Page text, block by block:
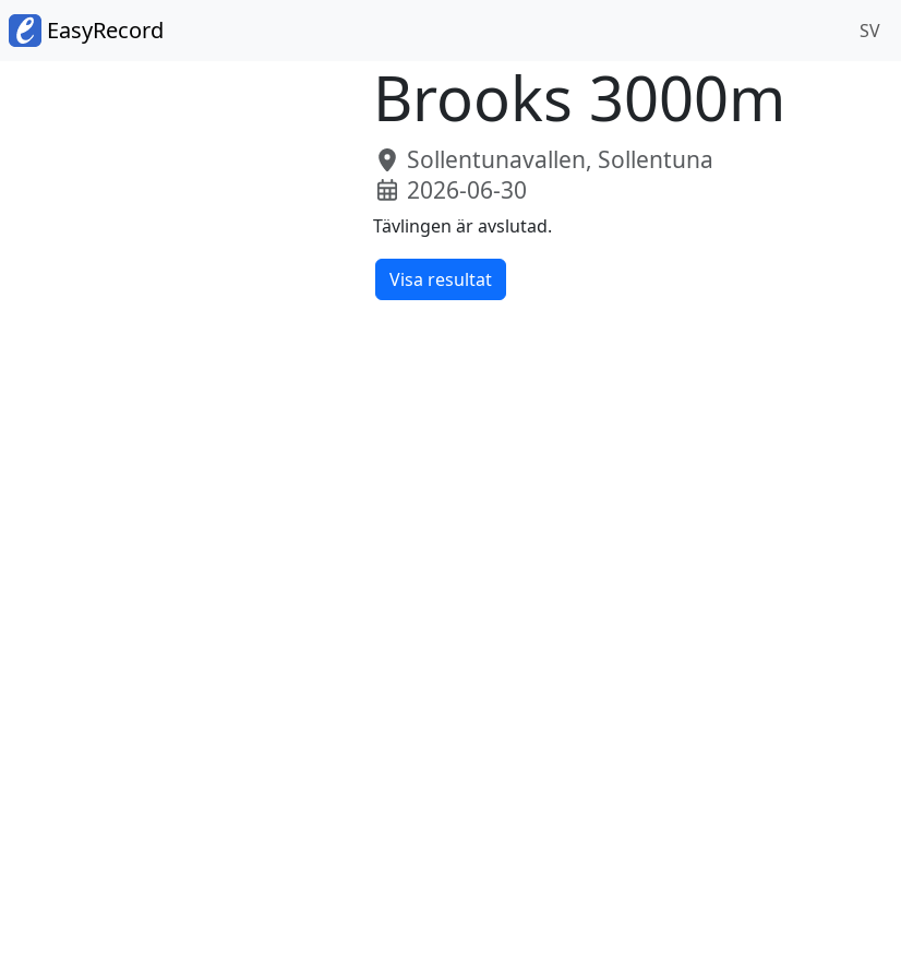
EasyRecord SV
Brooks 3000m
Sollentunavallen, Sollentuna
2026-06-30
Tävlingen är avslutad.
Visa resultat